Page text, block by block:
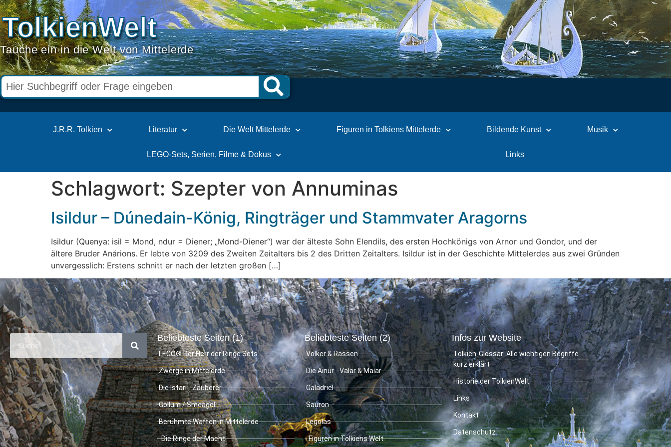
TolkienWelt
Tauche ein in die Welt von Mittelerde
J.R.R. Tolkien Literatur Die Welt Mittelerde Figuren in Tolkiens Mittelerde Bildende Kunst Musik
LEGO-Sets, Serien, Filme & Dokus Links
Schlagwort: Szepter von Annuminas
Isildur – Dúnedain-König, Ringträger und Stammvater Aragorns
Isildur (Quenya: isil = Mond, ndur = Diener; „Mond-Diener“) war der älteste Sohn Elendils, des ersten Hochkönigs von Arnor und Gondor, und der
ältere Bruder Anárions. Er lebte von 3209 des Zweiten Zeitalters bis 2 des Dritten Zeitalters. Isildur ist in der Geschichte Mittelerdes aus zwei Gründen
unvergesslich: Erstens schnitt er nach der letzten großen […]
Beliebteste Seiten (1)
LEGO® Der Herr der Ringe Sets
Zwerge in Mittelerde
Die Istari - Zauberer
Gollum / Smeagol
Berühmte Waffen in Mittelerde
Die Ringe der Macht
Beliebteste Seiten (2)
Völker & Rassen
Die Ainur - Valar & Maiar
Galadriel
Sauron
Legolas
Figuren in Tolkiens Welt
Infos zur Website
Tolkien-Glossar: Alle wichtigen Begriffe
kurz erklärt
Historie der TolkienWelt
Links
Kontakt
Datenschutz